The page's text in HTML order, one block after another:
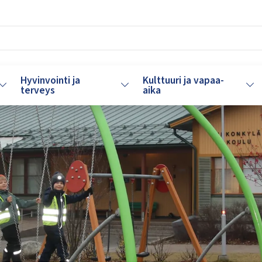
alasvetovalikkoa
Hyvinvointi ja
terveys Vaihda alasvetovalikkoa
Kulttuuri ja vapaa-
aika